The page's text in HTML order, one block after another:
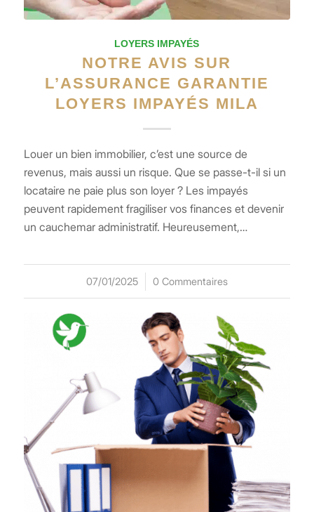
LOYERS IMPAYÉS
NOTRE AVIS SUR
L’ASSURANCE GARANTIE
LOYERS IMPAYÉS MILA
Louer un bien immobilier, c’est une source de
revenus, mais aussi un risque. Que se passe-t-il si un
locataire ne paie plus son loyer ? Les impayés
peuvent rapidement fragiliser vos finances et devenir
un cauchemar administratif. Heureusement,…
07/01/2025
/ 0 Commentaires